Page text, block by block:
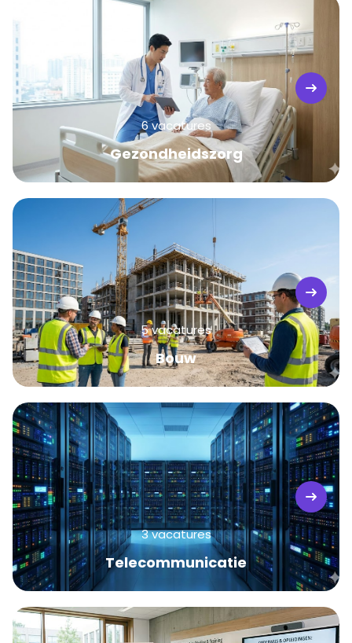
6 vacatures
Gezondheidszorg
5 vacatures
Bouw
3 vacatures
Telecommunicatie